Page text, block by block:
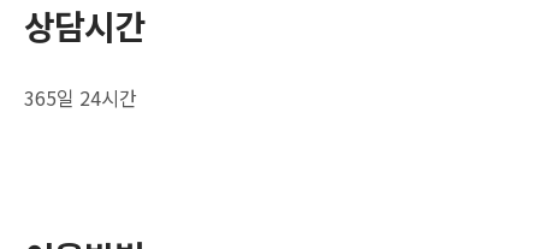
상담시간
365일 24시간